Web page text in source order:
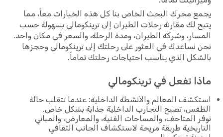
يجمع محرك البحث الخاص بنا كل هذه الخيارات معاً، مما
يتيح لك مقارنة رحلات الطيران إلى ترينكومالي بسهولة حسب
المسار، وشركة الطيران، ومدة الرحلة، والسعر في مكان واحد.
نحن نساعدك في العثور على رحلتك إلى ترينكومالي وحجزها
بالشكل الذي يناسب احتياجات رحلتك تماماً.
ماذا تفعل في ترينكومالي
استكشف المعالم والأنشطة الداخلية: عندما تتقلب حالة
الطقس، تصبح التجارب الداخلية جذابة بشكل خاص.
توفر المتاحف، والمساحات الفنية، والمعارض، والمباني
التاريخية طريقة مريحة لاستكشاف الجانب الثقافي